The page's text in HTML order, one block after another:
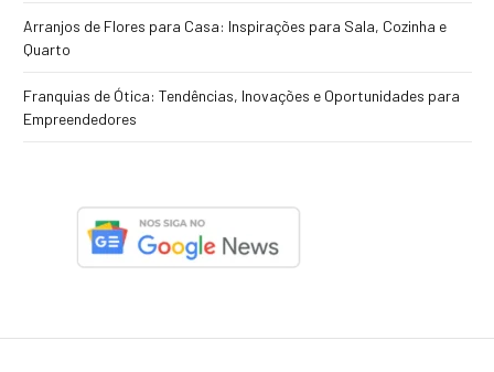
Arranjos de Flores para Casa: Inspirações para Sala, Cozinha e
Quarto
Franquias de Ótica: Tendências, Inovações e Oportunidades para
Empreendedores